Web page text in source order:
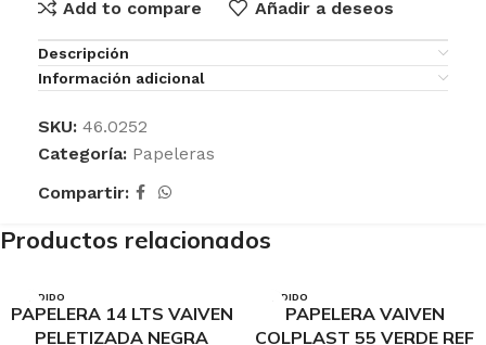
Add to compare Añadir a deseos
Descripción
Información adicional
SKU: 46.0252
Categoría: Papeleras
Compartir:
Productos relacionados
VENDIDO
PAPELERA 14 LTS VAIVEN
PELETIZADA NEGRA
VENDIDO
PAPELERA VAIVEN
COLPLAST 55 VERDE REF